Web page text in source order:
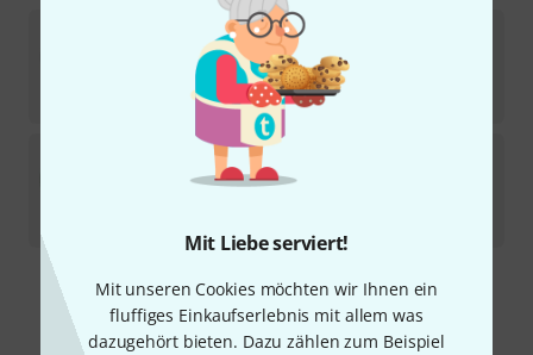
Mit Liebe serviert!
Mit unseren Cookies möchten wir Ihnen ein
fluffiges Einkaufserlebnis mit allem was
dazugehört bieten. Dazu zählen zum Beispiel
Mono CasesBass Sleeve 2.0 ASH
1
Sofort lieferbar
€
Mono CasesBass Sleeve 2.0 AZG B-Stock
Kostenloser Versand ab 29 €
Alle Preise inkl. MwSt.